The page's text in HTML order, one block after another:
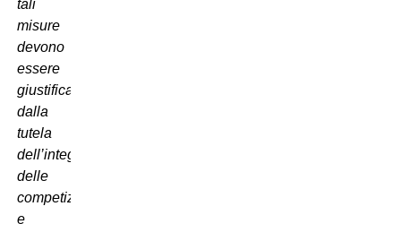
tali
misure
devono
essere
giustificate
dalla
tutela
dell’integrità
delle
competizioni
e